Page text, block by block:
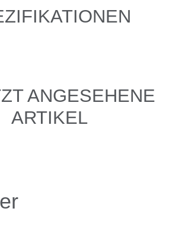
ANGESEHENE
ARTIKEL